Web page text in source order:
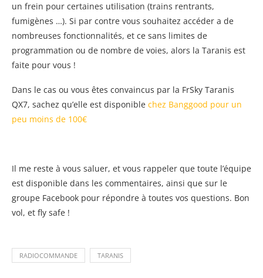
un frein pour certaines utilisation (trains rentrants,
fumigènes …). Si par contre vous souhaitez accéder a de
nombreuses fonctionnalités, et ce sans limites de
programmation ou de nombre de voies, alors la Taranis est
faite pour vous !
Dans le cas ou vous êtes convaincus par la FrSky Taranis
QX7, sachez qu’elle est disponible chez Banggood pour un
peu moins de 100€
Il me reste à vous saluer, et vous rappeler que toute l’équipe
est disponible dans les commentaires, ainsi que sur le
groupe Facebook pour répondre à toutes vos questions. Bon
vol, et fly safe !
RADIOCOMMANDE TARANIS